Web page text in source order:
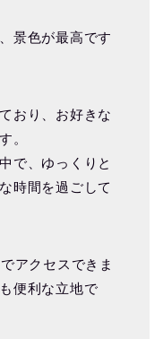
景色が最高です
おり、お好きな
。
で、ゆっくりと
時間を過ごして
アクセスできま
便利な立地で